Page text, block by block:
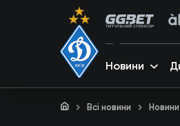
Новини
Всі новини